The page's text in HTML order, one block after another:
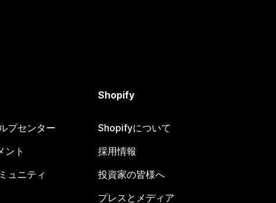
プセンター
ント
ュニティ
Shopify
Shopifyについて
採用情報
投資家の皆様へ
プレスとメディア